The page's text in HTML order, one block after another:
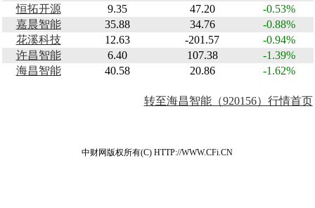
恒拓开源
9.35 47.20
-0.53%
嘉晨智能
35.88 34.76
-0.88%
花溪科技
12.63 -201.57
-0.94%
许昌智能
6.40 107.38
-1.39%
海昌智能
40.58 20.86 -1.62%
转至海昌智能（920156）行情首页
中财网版权所有(C) HTTP://WWW.CFi.CN